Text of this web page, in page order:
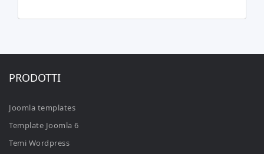
PRODOTTI
Joomla templates
Template Joomla 6
Temi Wordpress